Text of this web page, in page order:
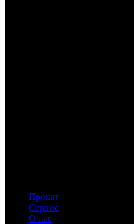
Прокат
Сервис
О нас